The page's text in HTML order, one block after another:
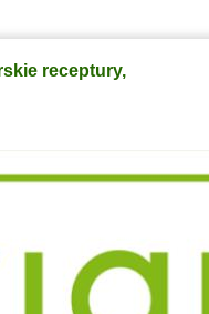
receptury,